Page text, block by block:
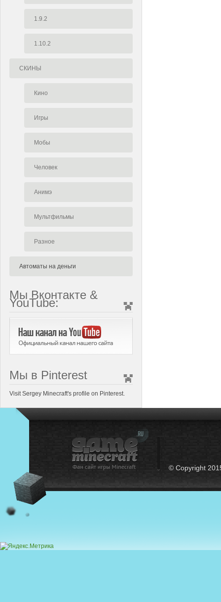
1.9.2
1.10.2
СКИНЫ
Кино
Игры
Мобы
Человек
Анимэ
Мультфильмы
Разное
Автоматы на деньги
Мы Вконтакте &
YouTube:
Мы в Pinterest
Visit Sergey Minecraft's profile on Pinterest.
© Copyright